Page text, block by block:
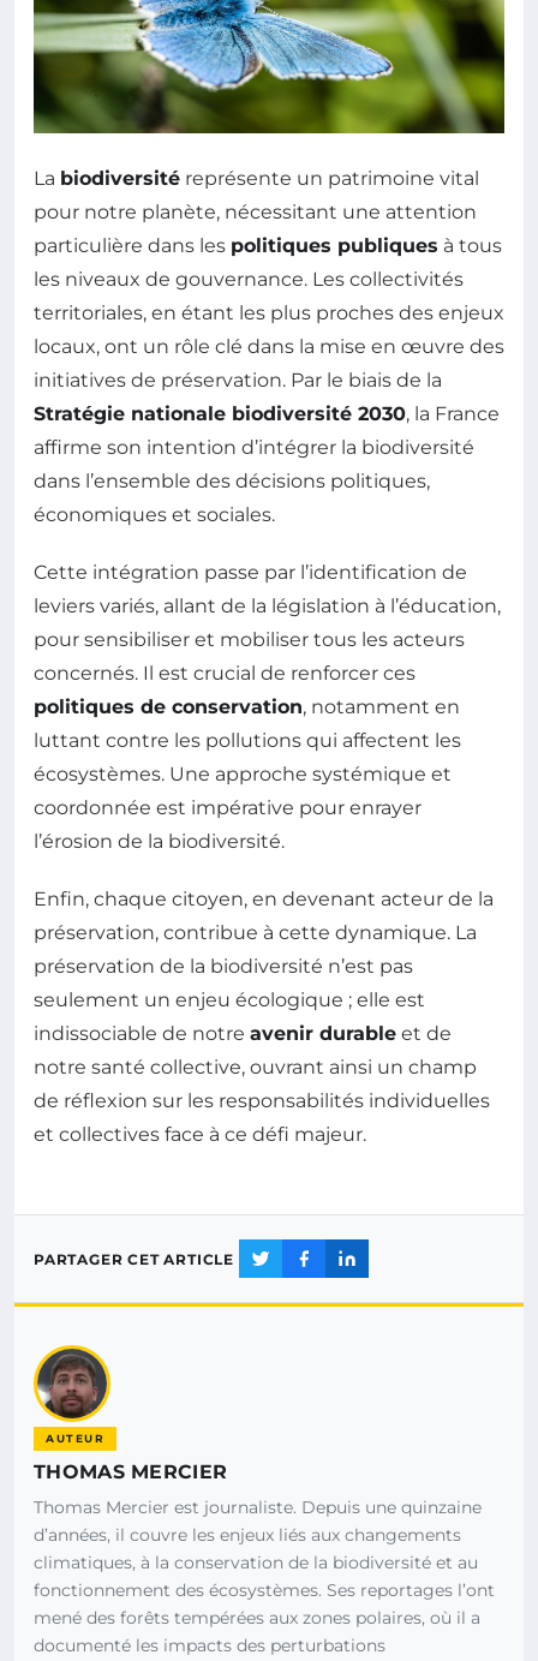
La biodiversité représente un patrimoine vital
pour notre planète, nécessitant une attention
particulière dans les politiques publiques à tous
les niveaux de gouvernance. Les collectivités
territoriales, en étant les plus proches des enjeux
locaux, ont un rôle clé dans la mise en œuvre des
initiatives de préservation. Par le biais de la
Stratégie nationale biodiversité 2030, la France
affirme son intention d’intégrer la biodiversité
dans l’ensemble des décisions politiques,
économiques et sociales.
Cette intégration passe par l’identification de
leviers variés, allant de la législation à l’éducation,
pour sensibiliser et mobiliser tous les acteurs
concernés. Il est crucial de renforcer ces
politiques de conservation, notamment en
luttant contre les pollutions qui affectent les
écosystèmes. Une approche systémique et
coordonnée est impérative pour enrayer
l’érosion de la biodiversité.
Enfin, chaque citoyen, en devenant acteur de la
préservation, contribue à cette dynamique. La
préservation de la biodiversité n’est pas
seulement un enjeu écologique ; elle est
indissociable de notre avenir durable et de
notre santé collective, ouvrant ainsi un champ
de réflexion sur les responsabilités individuelles
et collectives face à ce défi majeur.
PARTAGER CET ARTICLE
AUTEUR
THOMAS MERCIER
Thomas Mercier est journaliste. Depuis une quinzaine
d’années, il couvre les enjeux liés aux changements
climatiques, à la conservation de la biodiversité et au
fonctionnement des écosystèmes. Ses reportages l’ont
mené des forêts tempérées aux zones polaires, où il a
documenté les impacts des perturbations